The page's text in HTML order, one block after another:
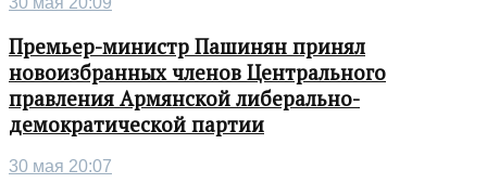
Премьер-министр Пашинян принял
новоизбранных членов Центрального
правления Армянской либерально-
демократической партии
30 мая 20:07